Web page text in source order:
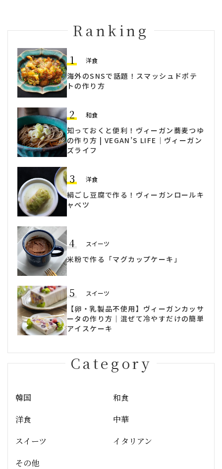
Ranking
1 洋食
海外のSNSで話題！スマッシュドポテ
トの作り方
2 和食
知っておくと便利！ヴィーガン蕎麦つゆ
の作り方 | VEGAN’S LIFE｜ヴィーガン
ズライフ
3 洋食
絹ごし豆腐で作る！ヴィーガンロールキ
ャベツ
4 スイーツ
米粉で作る「マグカップケーキ」
5 スイーツ
【卵・乳製品不使用】ヴィーガンカッサ
ータの作り方｜混ぜて冷やすだけの簡単
アイスケーキ
Category
韓国
和食
洋食
中華
スイーツ
イタリアン
その他